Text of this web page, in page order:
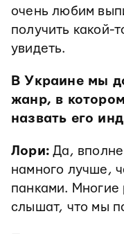
очень любим
получить какой-
увидеть.
В Украине мы
жанр, в
назвать его
Лори: Да,
намного лучше,
панками. Многие
слышат, что мы